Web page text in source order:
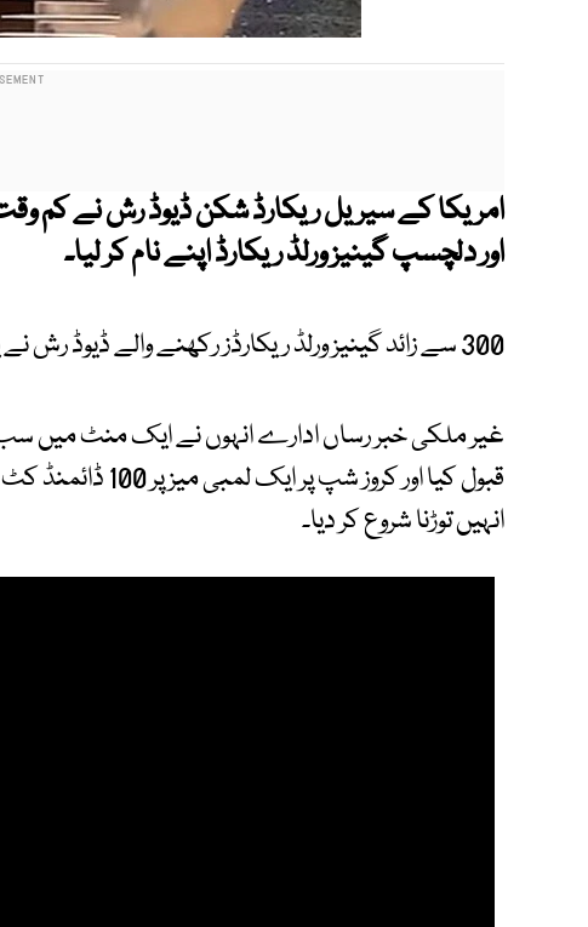
امریکا کے سیریل ریکارڈ شکنڈیوڈ رش نے کم
اور دلچسپ گینیز ورلڈ ریکارڈ اپنے نام کر لیا۔
300 سے زائد گینیز ورلڈ ریکارڈز رکھنے والے ڈیوڈ رش نے یہ ریکارڈ ڈزنی کروز کے دوران بنایا۔
غیر ملکی خبر رساں ادارے انہوں نے ایک منٹ میں
قبول کیا اور کروز
انہیں توڑنا شروع کر دیا۔